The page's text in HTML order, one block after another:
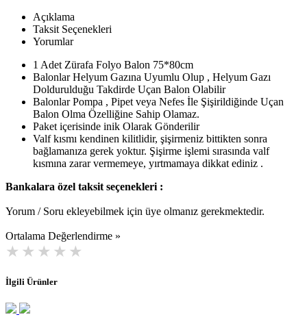
Açıklama
Taksit Seçenekleri
Yorumlar
1 Adet Zürafa Folyo Balon 75*80cm
Balonlar Helyum Gazına Uyumlu Olup , Helyum Gazı
Doldurulduğu Takdirde Uçan Balon Olabilir
Balonlar Pompa , Pipet veya Nefes İle Şişirildiğinde Uçan
Balon Olma Özelliğine Sahip Olamaz.
Paket içerisinde inik Olarak Gönderilir
Valf kısmı kendinen kilitlidir, şişirmeniz bittikten sonra
bağlamanıza gerek yoktur. Şişirme işlemi sırasında valf
kısmına zarar vermemeye, yırtmamaya dikkat ediniz .
Bankalara özel taksit seçenekleri :
Yorum / Soru ekleyebilmek için üye olmanız gerekmektedir.
Ortalama Değerlendirme »
İlgili Ürünler